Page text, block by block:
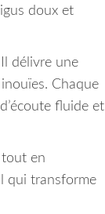
doux et
délivre une
Chaque
fluide et
en
qui transforme